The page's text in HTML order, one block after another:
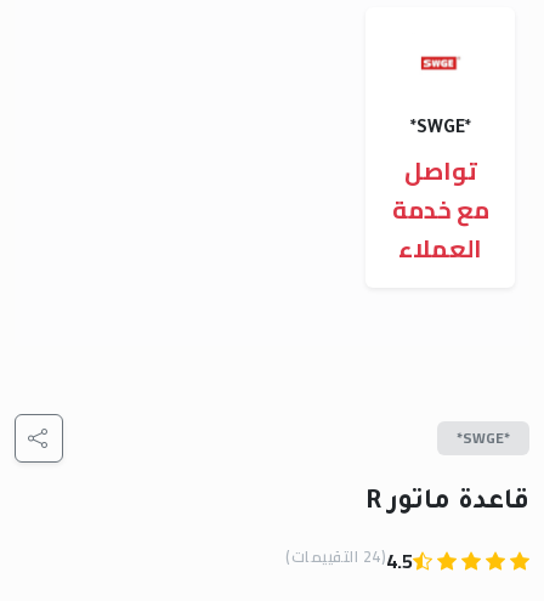
*SWGE*
تواصل
مع خدمة
العملاء
*SWGE*
قاعدة ماتور R
4.5(24 التقييمات)